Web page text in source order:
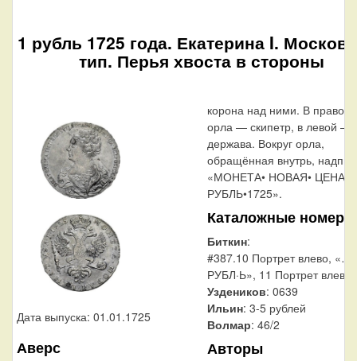
1 рубль 1725 года. Екатерина I.
тип. Перья хвоста в стороны
Дата выпуска: 01.01.1725
Аверс
корона над ними. В правой
орла — скипетр, в левой —
держава. Вокруг орла,
обращённая внутрь,
«МОНЕТА• НОВАЯ• ЦЕНА•
РУБЛЬ•1725».
Каталожные номера
Биткин:
#387.10 Портрет влево, «…
РУБЛ·Ь», 11 Портрет влево
Уздеников: 0639
Ильин: 3-5 рублей
Волмар: 46/2
Авторы